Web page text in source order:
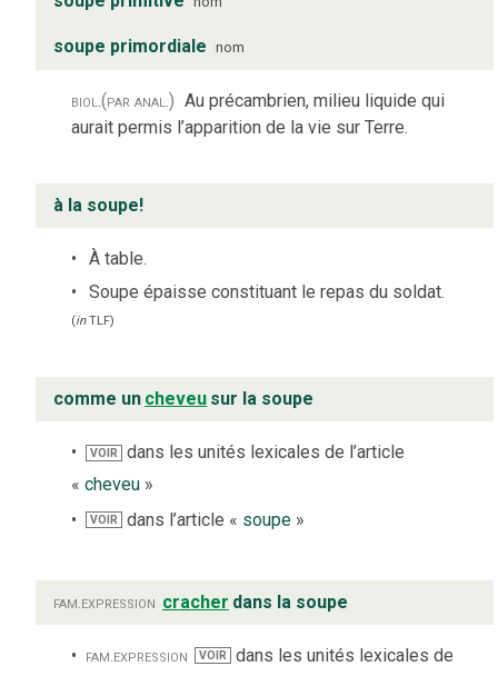
soupe primordiale nom
biol. (par anal.) Au précambrien, milieu liquide qui
aurait permis l’apparition de la vie sur Terre.
à la soupe!
À table.
Soupe épaisse constituant le repas du soldat.
(inTLF)
comme un cheveu sur la soupe
VOIR
dans les unités lexicales de l’article
« cheveu »
VOIR dans l’article « soupe »
fam. expression cracher dans la soupe
fam. expression VOIR dans les unités lexicales de